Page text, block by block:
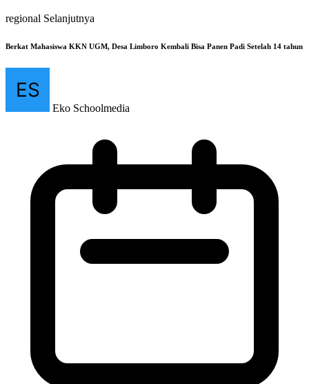
regional Selanjutnya
Berkat Mahasiswa KKN UGM, Desa Limboro Kembali Bisa Panen Padi Setelah 14 tahun
Eko Schoolmedia